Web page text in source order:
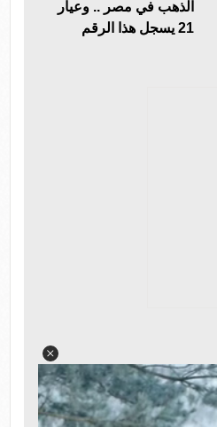
الذهب في مصر .. وعيار
21 يسجل هذا الرقم